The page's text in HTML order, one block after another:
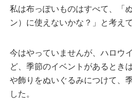
私は布っぽいものはすべて、「
ン）に使えないかな？」と考え
今はやっていませんが、ハロウ
ど、季節のイベントがあるとき
や飾りをぬいぐるみにつけて、
した。